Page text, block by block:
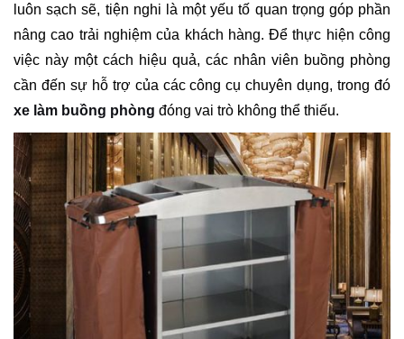
luôn sạch sẽ, tiện nghi là một yếu tố quan trọng góp phần
nâng cao trải nghiệm của khách hàng. Để thực hiện công
việc này một cách hiệu quả, các nhân viên buồng phòng
cần đến sự hỗ trợ của các công cụ chuyên dụng, trong đó
xe làm buồng phòng đóng vai trò không thể thiếu.